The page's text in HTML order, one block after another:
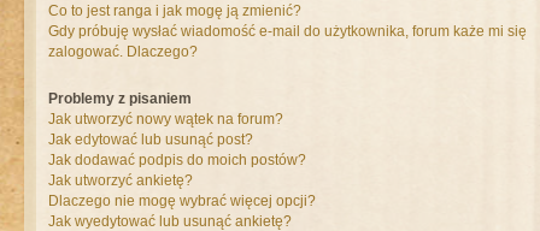
Co to jest ranga i jak mogę ją zmienić?
Gdy próbuję wysłać wiadomość e-mail do użytkownika, forum każe mi się
zalogować. Dlaczego?
Problemy z pisaniem
Jak utworzyć nowy wątek na forum?
Jak edytować lub usunąć post?
Jak dodawać podpis do moich postów?
Jak utworzyć ankietę?
Dlaczego nie mogę wybrać więcej opcji?
Jak wyedytować lub usunąć ankietę?